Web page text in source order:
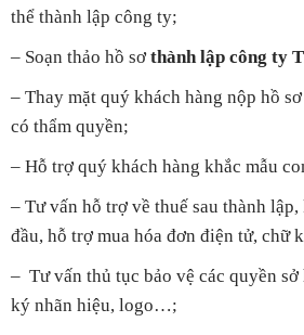
thể thành lập công ty;
– Soạn thảo hồ sơthành lập công ty
– Thay mặt quý khách hàng nộp hồ
có thẩm quyền;
– Hỗ trợ quý khách hàng khắc mẫu
– Tư vấn hỗ trợ về thuế sau thành
đầu, hỗ trợ mua hóa đơn điện tử, chữ
– Tư vấn thủ tục bảo vệ các quyền
ký nhãn hiệu, logo…;